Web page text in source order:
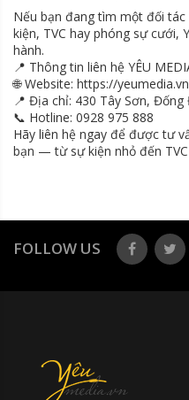
Nếu bạn đang tìm một đối
kiện, TVC hay phóng sự cưới,
hành.
📍 Thông tin liên hệ YÊU
🌐 Website: https://yeumedia.vn
📍 Địa chỉ: 430 Tây Sơn, Đống
📞 Hotline: 0928 975 888
Hãy liên hệ ngay để được tư
bạn — từ sự kiện nhỏ đến
FOLLOW US